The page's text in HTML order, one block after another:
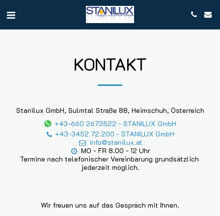
KONTAKT
Stanilux GmbH, Sulmtal Straße 88, Heimschuh, Österreich
+43-660 2673522 - STANILUX GmbH
+43-3452 72 200 - STANILUX GmbH
info@stanilux.at
MO - FR 8.00 - 12 Uhr
Termine nach telefonischer Vereinbarung grundsätzlich
jederzeit möglich.
Wir freuen uns auf das Gespräch mit Ihnen.